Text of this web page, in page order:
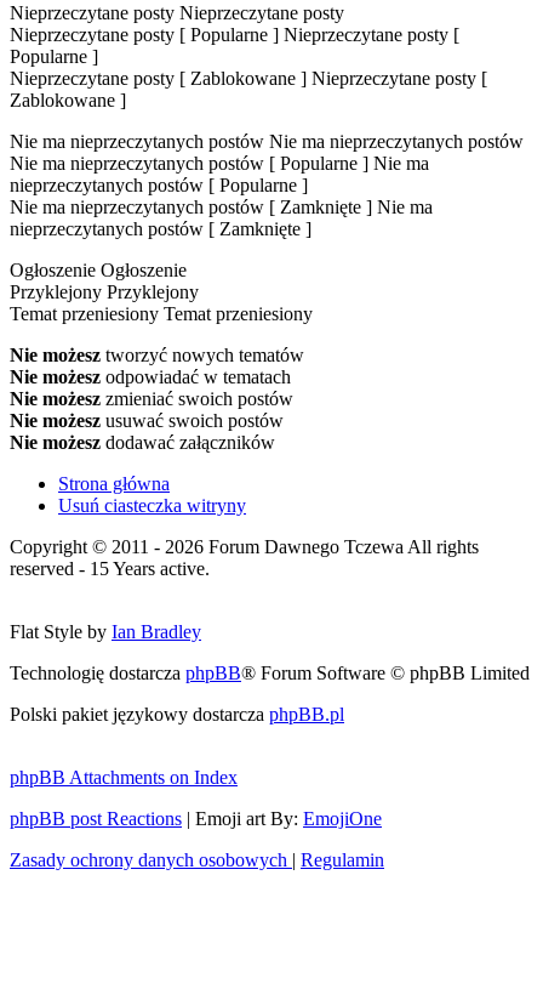
Nieprzeczytane posty Nieprzeczytane posty
Nieprzeczytane posty [ Popularne ] Nieprzeczytane posty [
Popularne ]
Nieprzeczytane posty [ Zablokowane ] Nieprzeczytane posty [
Zablokowane ]
Nie ma nieprzeczytanych postów Nie ma nieprzeczytanych postów
Nie ma nieprzeczytanych postów [ Popularne ] Nie ma
nieprzeczytanych postów [ Popularne ]
Nie ma nieprzeczytanych postów [ Zamknięte ] Nie ma
nieprzeczytanych postów [ Zamknięte ]
Ogłoszenie Ogłoszenie
Przyklejony Przyklejony
Temat przeniesiony Temat przeniesiony
Nie możesz tworzyć nowych tematów
Nie możesz odpowiadać w tematach
Nie możesz zmieniać swoich postów
Nie możesz usuwać swoich postów
Nie możesz dodawać załączników
Strona główna
Usuń ciasteczka witryny
Copyright © 2011 - 2026 Forum Dawnego Tczewa All rights
reserved - 15 Years active.
Flat Style by Ian Bradley
Technologię dostarcza phpBB® Forum Software © phpBB Limited
Polski pakiet językowy dostarcza phpBB.pl
phpBB Attachments on Index
phpBB post Reactions | Emoji art By: EmojiOne
Zasady ochrony danych osobowych | Regulamin